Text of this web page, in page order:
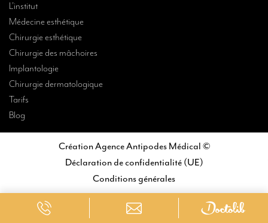
L’institut
Médecine esthétique
Chirurgie esthétique
Chirurgie des mâchoires
Implantologie
Chirurgie dermatologique
Tarifs
Blog
Création Agence Antipodes Médical ©
Déclaration de confidentialité (UE)
Conditions générales